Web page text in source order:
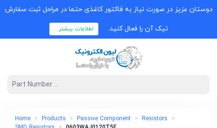
دوستان عزیز در صورت نیاز به فاکتور کاغذی حتما در مراحل ثبت سفارش
تیک آن را فعال کنید. اطلاعات بیشتر...
Home Products Passive Component
Resistors